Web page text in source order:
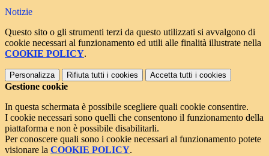
Notizie
Questo sito o gli strumenti terzi da questo utilizzati si avvalgono di
cookie necessari al funzionamento ed utili alle finalità illustrate nella
COOKIE POLICY.
Personalizza Rifiuta tutti i cookies Accetta tutti i cookies
Gestione cookie
In questa schermata è possibile scegliere quali cookie consentire.
I cookie necessari sono quelli che consentono il funzionamento della
piattaforma e non è possibile disabilitarli.
Per conoscere quali sono i cookie necessari al funzionamento potete
visionare la COOKIE POLICY.